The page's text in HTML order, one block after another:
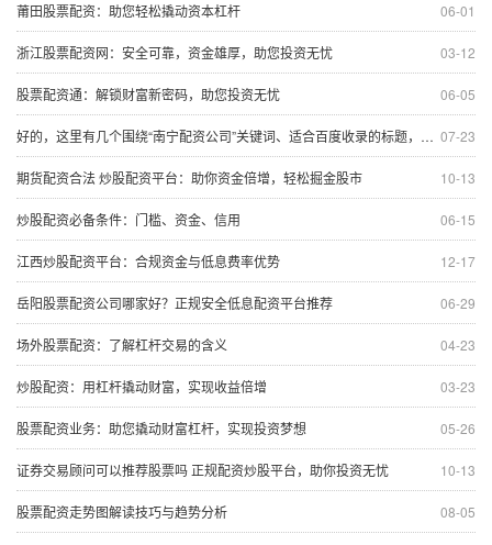
06-01
莆田股票配资：助您轻松撬动资本杠杆
03-12
浙江股票配资网：安全可靠，资金雄厚，助您投资无忧
06-05
股票配资通：解锁财富新密码，助您投资无忧
07-23
好的，这里有几个围绕“南宁配资公司”关键词、适合百度收录的标题，均在以内：
10-13
期货配资合法 炒股配资平台：助你资金倍增，轻松掘金股市
06-15
炒股配资必备条件：门槛、资金、信用
12-17
江西炒股配资平台：合规资金与低息费率优势
06-29
岳阳股票配资公司哪家好？正规安全低息配资平台推荐
04-23
场外股票配资：了解杠杆交易的含义
03-23
炒股配资：用杠杆撬动财富，实现收益倍增
05-26
股票配资业务：助您撬动财富杠杆，实现投资梦想
10-13
证券交易顾问可以推荐股票吗 正规配资炒股平台，助你投资无忧
08-05
股票配资走势图解读技巧与趋势分析